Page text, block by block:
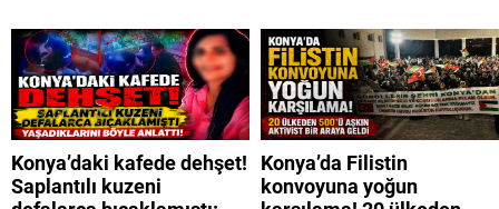
Konya’daki kafede dehşet!
Saplantılı kuzeni
Konya’da Filistin
konvoyuna yoğun